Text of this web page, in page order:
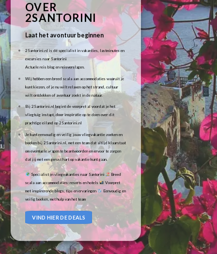
OVER
2SANTORINI
Laat het avontuur beginnen
2Santorini.nl is dé specialist in vakanties, lastminutes en
excursies naar Santorini
Actuele reis blog en reisverslagen.
Wij hebben een breed scala aan accommodaties waaruit je
kunt kiezen, of je nu wilt relaxen op het strand, cultuur
wilt ontdekken of avontuur zoekt in de natuur.
Bij 2Santorini.nl begint de voorpret al voordat je het
vliegtuig instapt, door inspiratie op te doen over dit
prachtige eiland op 2Santorini.nl
Je kunt eenvoudig en veilig jouw vliegvakantie zoeken en
boeken bij 2Santorini.nl, met een team dat altijd klaarstaat
om eventuele vragen te beantwoorden en ervoor te zorgen
dat jij met een gerust hart op vakantie kunt gaan.
Specialist in vliegvakanties naar Santorini
Breed
scala aan accommodaties: resorts en hotels
Voorpret
met inspirerende blogs, tips en ervaringen
Eenvoudig en
veilig boeken, met hulp van het team
VIND HIER DE DEALS